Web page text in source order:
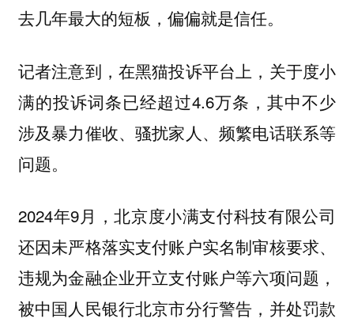
去几年最大的短板，偏偏就是信任。
记者注意到，在黑猫投诉平台上，关于度小
满的投诉词条已经超过4.6万条，其中不少
涉及暴力催收、骚扰家人、频繁电话联系等
问题。
2024年9月，北京度小满支付科技有限公司
还因未严格落实支付账户实名制审核要求、
违规为金融企业开立支付账户等六项问题，
被中国人民银行北京市分行警告，并处罚款